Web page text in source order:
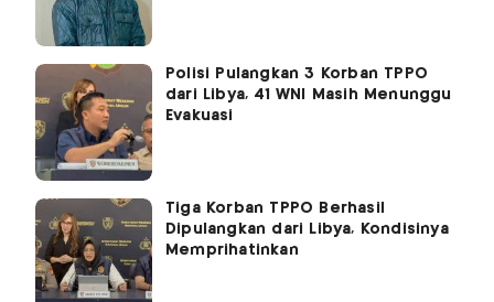
Polisi Pulangkan 3 Korban TPPO
dari Libya, 41 WNI Masih Menunggu
Evakuasi
Tiga Korban TPPO Berhasil
Dipulangkan dari Libya, Kondisinya
Memprihatinkan